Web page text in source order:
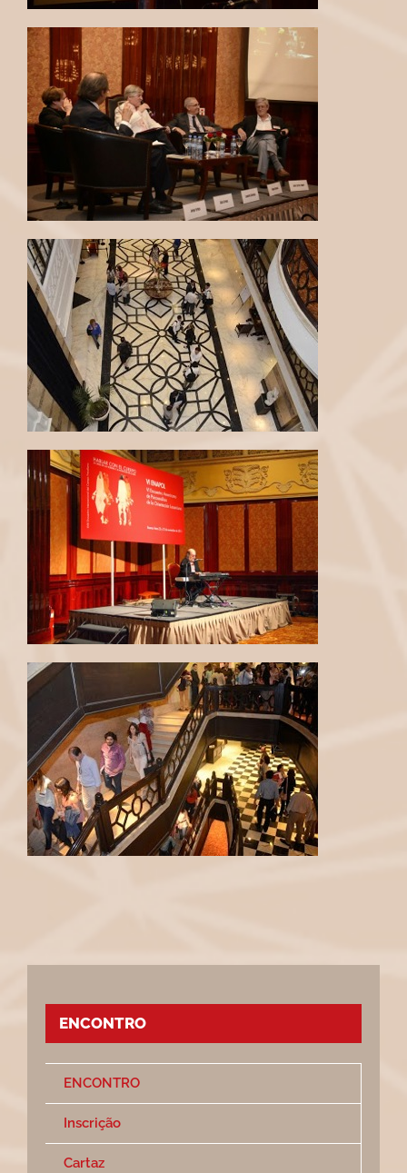
ENCONTRO
ENCONTRO
Inscrição
Cartaz